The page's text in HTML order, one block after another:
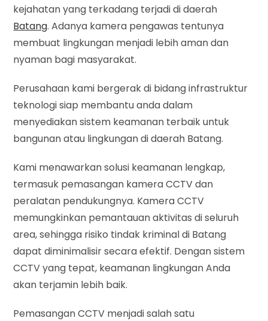
kejahatan yang terkadang terjadi di daerah
Batang. Adanya kamera pengawas tentunya
membuat lingkungan menjadi lebih aman dan
nyaman bagi masyarakat.
Perusahaan kami bergerak di bidang infrastruktur
teknologi siap membantu anda dalam
menyediakan sistem keamanan terbaik untuk
bangunan atau lingkungan di daerah Batang.
Kami menawarkan solusi keamanan lengkap,
termasuk pemasangan kamera CCTV dan
peralatan pendukungnya. Kamera CCTV
memungkinkan pemantauan aktivitas di seluruh
area, sehingga risiko tindak kriminal di Batang
dapat diminimalisir secara efektif. Dengan sistem
CCTV yang tepat, keamanan lingkungan Anda
akan terjamin lebih baik.
Pemasangan CCTV menjadi salah satu